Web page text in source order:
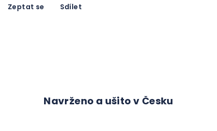
Zeptat se Sdílet
Navrženo a ušito v Česku